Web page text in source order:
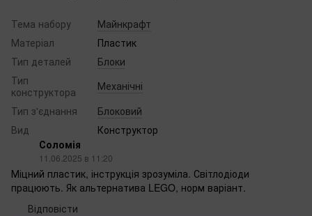
Тема набору
Майнкрафт
Матеріал
Пластик
Тип деталей
Блоки
Тип
конструктора
Механічні
Тип з'єднання
Блоковий
Вид
Конструктор
Соломія
11.06.2025 в 11:20
Міцний пластик, інструкція зрозуміла. Світлодіоди
працюють. Як альтернатива LEGO, норм варіант.
Відповісти